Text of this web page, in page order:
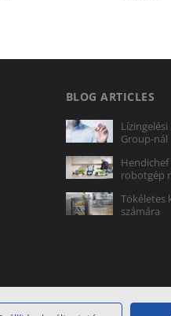
BLOG ARTICLES
Group-nál
robotgép
Tökéletes
számára